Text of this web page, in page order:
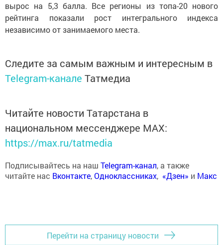
вырос на 5,3 балла. Все регионы из топа-20 нового
рейтинга показали рост интегрального индекса
независимо от занимаемого места.
Следите за самым важным и интересным в
Telegram-канале Татмедиа
Читайте новости Татарстана в
национальном мессенджере MАХ:
https://max.ru/tatmedia
Подписывайтесь на наш Telegram-канал, а также
читайте нас Вконтакте,Одноклассниках, «Дзен» и Макс
Перейти на страницу новости